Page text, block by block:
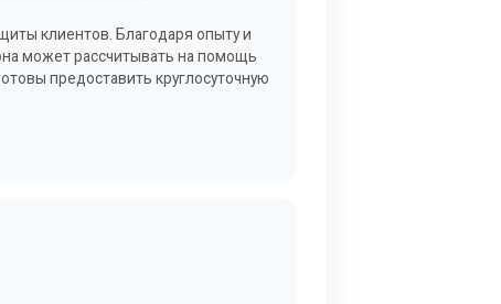
клиентов. Благодаря опыту и
может рассчитывать на помощь
предоставить круглосуточную